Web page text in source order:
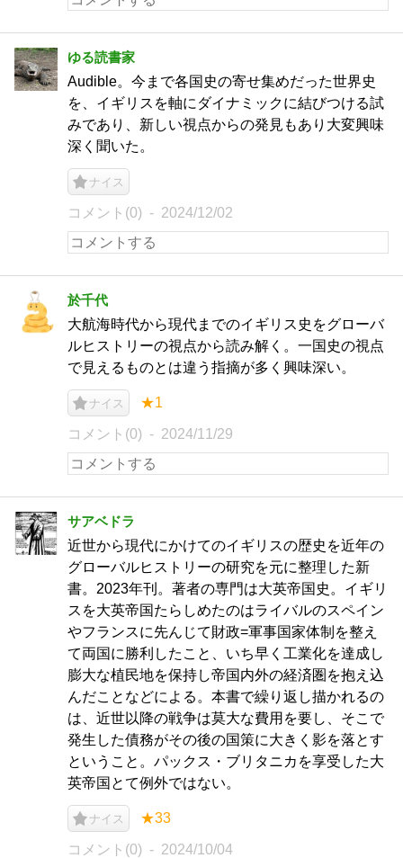
ゆる読書家
Audible。今まで各国史の寄せ集めだった世界史
を、イギリスを軸にダイナミックに結びつける試
みであり、新しい視点からの発見もあり大変興味
深く聞いた。
ナイス
コメント(0) 2024/12/02
於千代
大航海時代から現代までのイギリス史をグローバ
ルヒストリーの視点から読み解く。一国史の視点
で見えるものとは違う指摘が多く興味深い。
ナイス ★1
コメント(0) 2024/11/29
サアベドラ
近世から現代にかけてのイギリスの歴史を近年の
グローバルヒストリーの研究を元に整理した新
書。2023年刊。著者の専門は大英帝国史。イギリ
スを大英帝国たらしめたのはライバルのスペイン
やフランスに先んじて財政=軍事国家体制を整え
て両国に勝利したこと、いち早く工業化を達成し
膨大な植民地を保持し帝国内外の経済圏を抱え込
んだことなどによる。本書で繰り返し描かれるの
は、近世以降の戦争は莫大な費用を要し、そこで
発生した債務がその後の国策に大きく影を落とす
ということ。パックス・ブリタニカを享受した大
英帝国とて例外ではない。
ナイス ★33
コメント(0) 2024/10/04